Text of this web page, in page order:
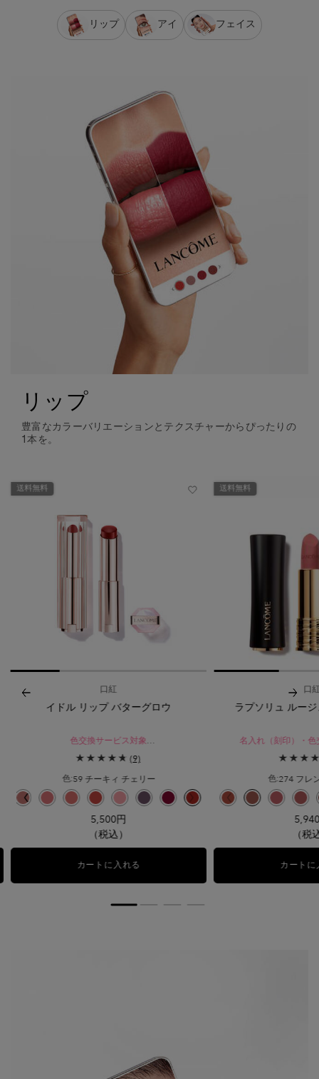
リップ アイ フェイス
リップ
豊富なカラーバリエーションとテクスチャーからぴったりの
1本を。
1/11
クリーム、5/11
プソリュ ルージュ クリーム、7/11
11
ラー ラプソリュ ルージュ クリーム、9/11
ラー ラプソリュ ルージュ クリーム、10/11
) のカラー ラプソリュ ルージュ クリーム、11/11
ップ ジューシー トリート、1/9
イドル ヌード のカラー イドル リップ ジューシー トリート、2/9
イドル リップ ジューシー トリート、3/9
ル リップ ジューシー トリート、4/9
イドル リップ ジューシー トリート、5/9
カラー イドル リップ ジューシー トリート、6/9
ノット のカラー イドル リップ ジューシー トリート、7/9
ティー のカラー イドル リップ ジューシー トリート、8/9
リーリシャス(WEB限定) のカラー イドル リップ ジューシー トリート、9/9
送料無料
口紅
イドル リップ バターグロウ
色交換サービス対象
(9)
色:59 チーキィ チェリー
色を選択してください {1} の場合
ップ バターグロウ、1/16
ターグロウ、2/16
カラー イドル リップ バターグロウ、3/16
カラー イドル リップ バターグロウ、4/16
リー のカラー イドル リップ バターグロウ、5/16
ジャム のカラー イドル リップ バターグロウ、6/16
ヴティベーション のカラー イドル リップ バターグロウ、7/16
択済み
イドル ヌード のカラー イドル リップ バターグロウ、8/16
選択済み
21 シェードスローイング ベージュ のカラー イドル リップ バターグロウ、
選択済み
28 ピンク スクワッド のカラー イドル リップ バターグロウ、10/16
選択済み
31 ポッピング ポッピー のカラー イドル リップ バターグロウ
選択済み
42 ヒ―テッド グロウ のカラー イドル リップ バターグロ
選択済み
10 ピンク ウララ のカラー イドル リップ バターグ
選択済み
90 ベリー ビズ のカラー イドル リップ バタ
選択済み
52 ベリー グロウ のカラー イドル リ
選択済み
59 チーキィ チェリー のカラー
5,500円
（税込）
カートに入れる
送料無料
口
ラプソリュ ルー
名入れ（刻印）・
至福がつづくフ
色:274 フレ
色を選択してください {1}
選択済み
196 フレンチ タッチ
選択済み
274 フレンチテ
選択済み
399 オー
選
（税
カートに